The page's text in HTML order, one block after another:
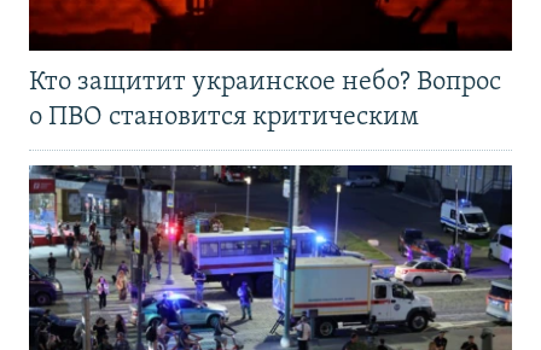
Кто защитит украинское небо? Вопрос
о ПВО становится критическим